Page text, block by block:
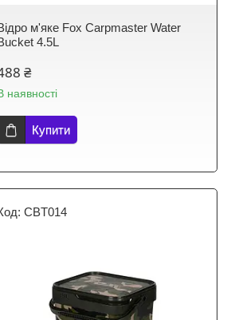
м'яке Fox Carpmaster Water
4.5L
₴
наявності
Купити
CBT014